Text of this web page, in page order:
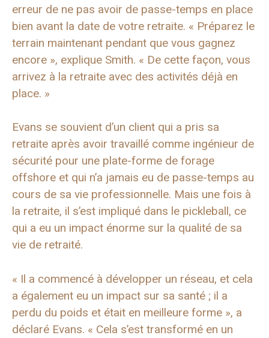
erreur de ne pas avoir de passe-temps en place
bien avant la date de votre retraite. « Préparez le
terrain maintenant pendant que vous gagnez
encore », explique Smith. « De cette façon, vous
arrivez à la retraite avec des activités déjà en
place. »
Evans se souvient d’un client qui a pris sa
retraite après avoir travaillé comme ingénieur de
sécurité pour une plate-forme de forage
offshore et qui n’a jamais eu de passe-temps au
cours de sa vie professionnelle. Mais une fois à
la retraite, il s’est impliqué dans le pickleball, ce
qui a eu un impact énorme sur la qualité de sa
vie de retraité.
« Il a commencé à développer un réseau, et cela
a également eu un impact sur sa santé ; il a
perdu du poids et était en meilleure forme », a
déclaré Evans. « Cela s’est transformé en un